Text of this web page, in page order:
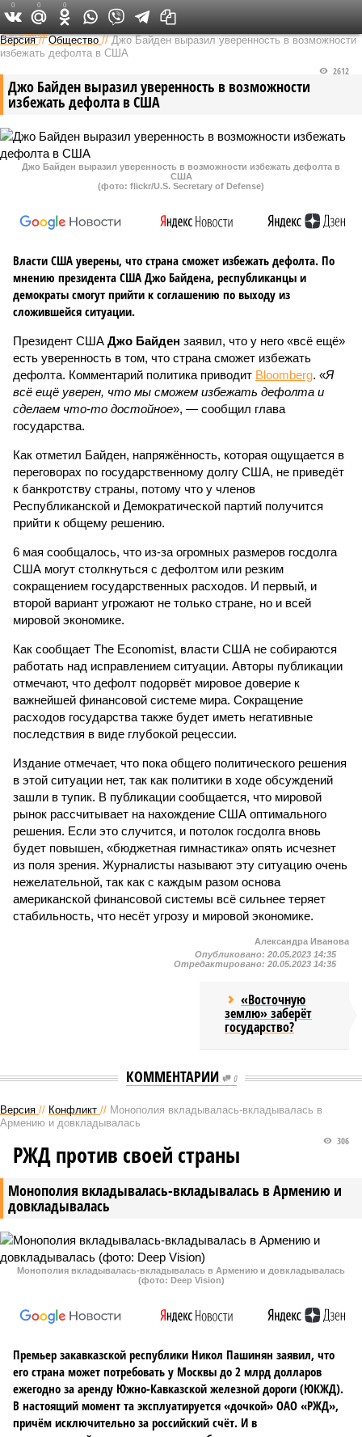
Федеральный выпуск
Версия //Общество //Джо Байден выразил уверенность в возможности
избежать дефолта в США
Джо Байден выразил уверенность в возможности
избежать дефолта в США
2612
Джо Байден выразил уверенность в возможности избежать дефолта в
США
(фото: flickr/U.S. Secretary of Defense)
Власти США уверены, что страна сможет избежать дефолта. По
мнению президента США Джо Байдена, республиканцы и
демократы смогут прийти к соглашению по выходу из
сложившейся ситуации.
Президент США Джо Байден заявил, что у него «всё ещё»
есть уверенность в том, что страна сможет избежать
дефолта. Комментарий политика приводит Bloomberg. «Я
всё ещё уверен, что мы сможем избежать дефолта и
сделаем что-то достойное», — сообщил глава
государства.
Как отметил Байден, напряжённость, которая ощущается в
переговорах по государственному долгу США, не приведёт
к банкротству страны, потому что у членов
Республиканской и Демократической партий получится
прийти к общему решению.
6 мая сообщалось, что из-за огромных размеров госдолга
США могут столкнуться с дефолтом или резким
сокращением государственных расходов. И первый, и
второй вариант угрожают не только стране, но и всей
мировой экономике.
Как сообщает The Economist, власти США не собираются
работать над исправлением ситуации. Авторы публикации
отмечают, что дефолт подорвёт мировое доверие к
важнейшей финансовой системе мира. Сокращение
расходов государства также будет иметь негативные
последствия в виде глубокой рецессии.
Издание отмечает, что пока общего политического решения
в этой ситуации нет, так как политики в ходе обсуждений
зашли в тупик. В публикации сообщается, что мировой
рынок рассчитывает на нахождение США оптимального
решения. Если это случится, и потолок госдолга вновь
будет повышен, «бюджетная гимнастика» опять исчезнет
из поля зрения. Журналисты называют эту ситуацию очень
нежелательной, так как с каждым разом основа
американской финансовой системы всё сильнее теряет
стабильность, что несёт угрозу и мировой экономике.
0 0 0
Александра Иванова
Опубликовано: 20.05.2023 14:35
Отредактировано: 20.05.2023 14:35
«Восточную
землю» заберёт
государство?
КОММЕНТАРИИ 0
Версия // Конфликт // Монополия вкладывалась-вкладывалась в
Армению и довкладывалась
Монополия вкладывалась-вкладывалась в Армению и
довкладывалась
306
РЖД против своей страны
Монополия вкладывалась-вкладывалась в Армению и довкладывалась
(фото: Deep Vision)
Премьер закавказской республики Никол Пашинян заявил, что
его страна может потребовать у Москвы до 2 млрд долларов
ежегодно за аренду Южно-Кавказской железной дороги (ЮКЖД).
В настоящий момент та эксплуатируется «дочкой» ОАО «РЖД»,
причём исключительно за российский счёт. И в